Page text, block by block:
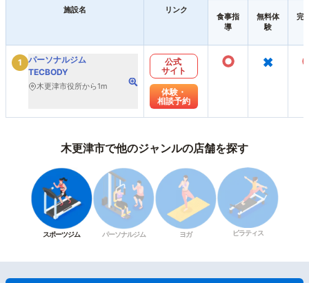
施設名 リンク
食事指
導
無料体
験
完
1
パーソナルジム
TECBODY
木更津市役所から1m
公式
サイト
体験・
相談予約
○ ×
木更津市で他のジャンルの店舗を探す
スポーツジム パーソナルジム ヨガ ピラティス